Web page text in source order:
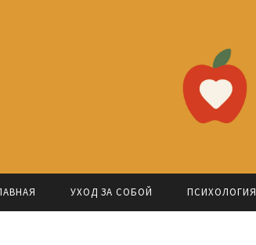
УХОД ЗА СОБОЙ ПСИХОЛОГИЯ